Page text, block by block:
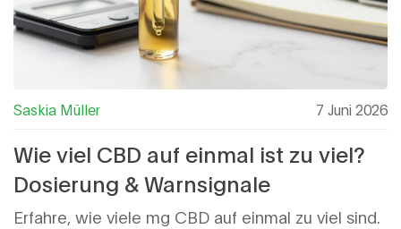
Saskia Müller 7 Juni 2026
Wie viel CBD auf einmal ist zu viel?
Dosierung & Warnsignale
Erfahre, wie viele mg CBD auf einmal zu viel sind.